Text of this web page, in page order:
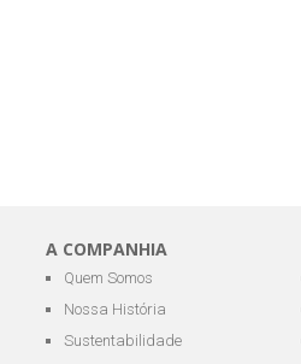
A COMPANHIA
Quem Somos
Nossa História
Sustentabilidade